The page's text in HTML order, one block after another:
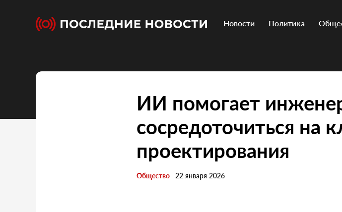
Новости Политика
ИИ помогает
сосредоточиться на
проектирования
Общество 22 января 2026